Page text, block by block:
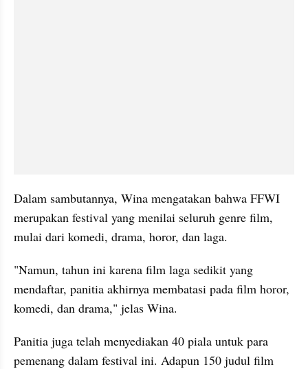
Dalam sambutannya, Wina mengatakan bahwa FFWI
merupakan festival yang menilai seluruh genre film,
mulai dari komedi, drama, horor, dan laga.
"Namun, tahun ini karena film laga sedikit yang
mendaftar, panitia akhirnya membatasi pada film horor,
komedi, dan drama," jelas Wina.
Panitia juga telah menyediakan 40 piala untuk para
pemenang dalam festival ini. Adapun 150 judul film